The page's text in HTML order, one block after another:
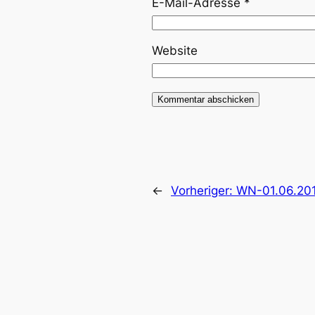
E-Mail-Adresse *
Website
← Vorheriger: WN-